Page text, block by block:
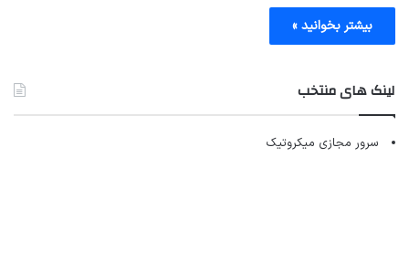
بیشتر بخوانید »
لینک های منتخب
سرور مجازی میکروتیک